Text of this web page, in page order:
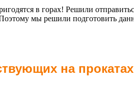
в горах! Решили
мы решили подготовить
на